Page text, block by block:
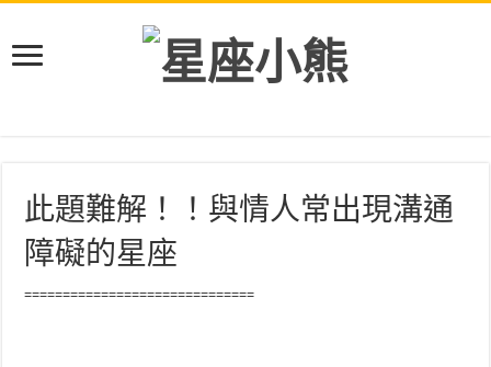
此題難解！！與情人常出現溝通
障礙的星座
==============================